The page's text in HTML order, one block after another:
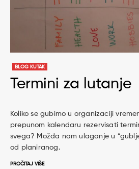
BLOG KUTAK
Termini za lutanje
Koliko se gubimo u organizaciji
prepunom kalendaru rezervisati
svega? Možda nam ulaganje u
od planiranog.
PROČITAJ VIŠE